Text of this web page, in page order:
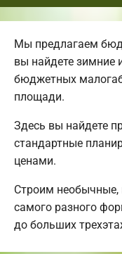
Мы предлагаем
вы найдете зимние
бюджетных
площади.
Здесь вы найдете
стандартные
ценами.
Строим
самого разного
до больших